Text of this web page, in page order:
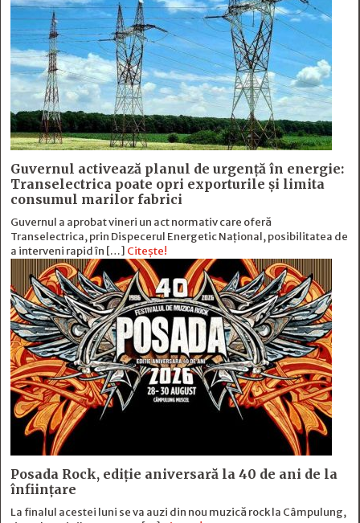
Guvernul activează planul de urgență în energie:
Transelectrica poate opri exporturile și limita
consumul marilor fabrici
Guvernul a aprobat vineri un act normativ care oferă
Transelectrica, prin Dispecerul Energetic Național, posibilitatea de
a interveni rapid în […] Citește!
Posada Rock, ediţie aniversară la 40 de ani de la
înfiinţare
La finalul acestei luni se va auzi din nou muzică rock la Câmpulung,